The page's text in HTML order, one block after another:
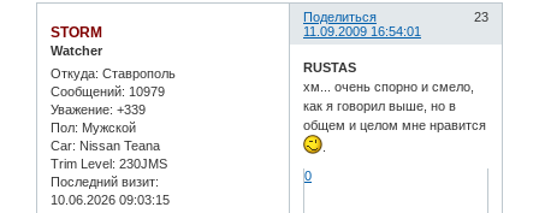
Поделиться
23
11.09.2009 16:54:01
STORM
Watcher
Откуда: Ставрополь
Сообщений: 10979
Уважение: +339
Пол: Мужской
Car: Nissan Teana
Trim Level: 230JMS
Последний визит:
10.06.2026 09:03:15
RUSTAS
хм... очень спорно и смело,
как я говорил выше, но в
общем и целом мне нравится
0